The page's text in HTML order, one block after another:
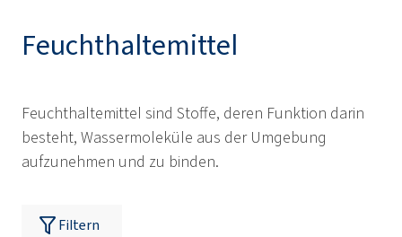
Feuchthaltemittel
Feuchthaltemittel sind Stoffe, deren Funktion darin
besteht, Wassermoleküle aus der Umgebung
aufzunehmen und zu binden.
Filtern